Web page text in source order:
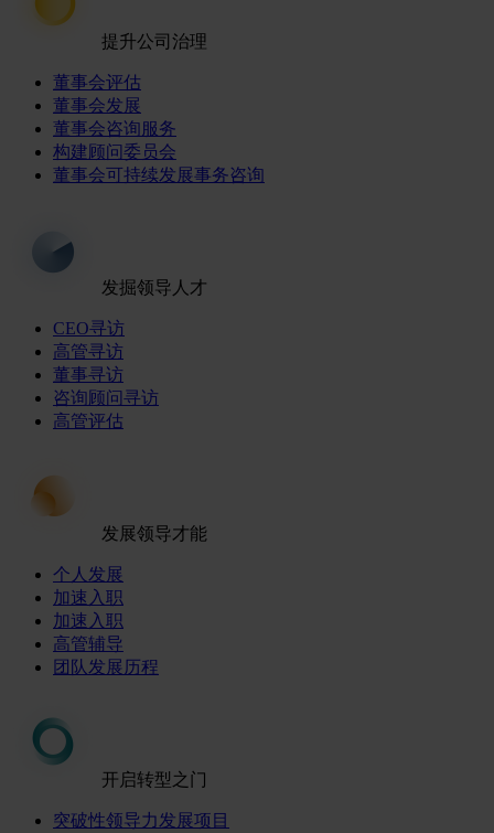
提升公司治理
董事会评估
董事会发展
董事会咨询服务
构建顾问委员会
董事会可持续发展事务咨询
发掘领导人才
CEO寻访
高管寻访
董事寻访
咨询顾问寻访
高管评估
发展领导才能
个人发展
加速入职
加速入职
高管辅导
团队发展历程
开启转型之门
突破性领导力发展项目